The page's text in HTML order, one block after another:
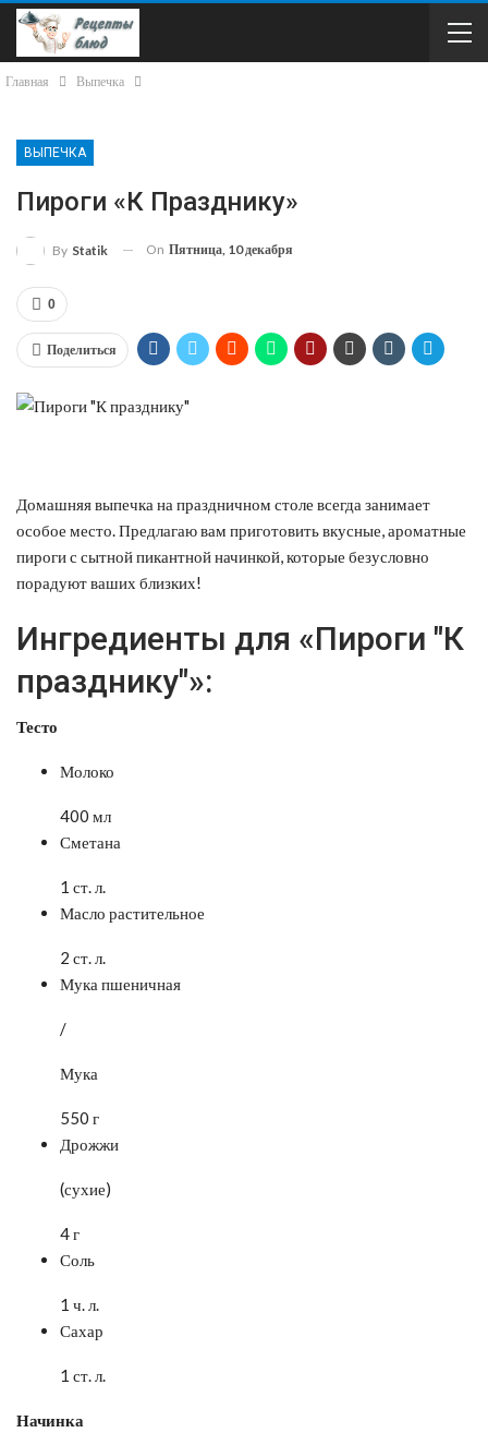
Главная Выпечка
ВЫПЕЧКА
Пироги «К Празднику»
By Statik On Пятница, 10 декабря
0
Поделиться
Домашняя выпечка на праздничном столе всегда занимает
особое место. Предлагаю вам приготовить вкусные, ароматные
пироги с сытной пикантной начинкой, которые безусловно
порадуют ваших близких!
Ингредиенты для «Пироги "К
празднику"»:
Тесто
Молоко
400 мл
Сметана
1 ст. л.
Масло растительное
2 ст. л.
Мука пшеничная
/
Мука
550 г
Дрожжи
(сухие)
4 г
Соль
1 ч. л.
Сахар
1 ст. л.
Начинка